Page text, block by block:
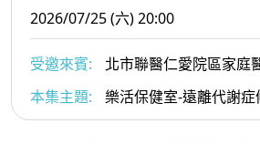
2026/07/25 (六) 20:00
受邀來賓:
北市聯醫仁愛院區家庭
本集主題:
樂活保健室-遠離代謝症